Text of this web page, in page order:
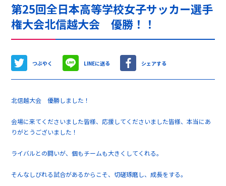
第25回全日本高等学校女子サッカー選手
権大会北信越大会 優勝！！
つぶやく LINEに送る シェアする
北信越大会 優勝しました！
会場に来てくださいました皆様、応援してくださいました皆様、本当にあ
りがとうございました！
ライバルとの闘いが、個もチームも大きくしてくれる。
そんなしびれる試合があるからこそ、切磋琢磨し、成長をする。